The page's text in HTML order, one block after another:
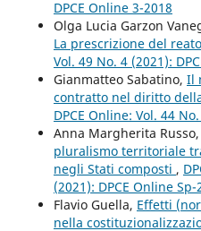
DPCE Online 3-2018
Olga Lucia Garzon
La prescrizione del
Vol. 49 No. 4 (2021):
Gianmatteo Sabatino, Il
contratto nel diritto
DPCE Online: Vol. 44
Anna Margherita Russo,
pluralismo territoriale
negli Stati composti ,
(2021): DPCE Online Sp-
Flavio Guella, Effetti
nella